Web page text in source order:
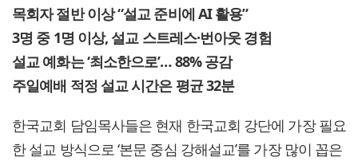
목회자 절반 이상 “설교 준비에 AI 활용”
3명 중 1명 이상, 설교 스트레스·번아웃 경험
설교 예화는 ‘최소한으로’… 88% 공감
주일예배 적정 설교 시간은 평균 32분
한국교회 담임목사들은 현재 한국교회 강단에 가장 필요
한 설교 방식으로 ‘본문 중심 강해설교’를 가장 많이 꼽은